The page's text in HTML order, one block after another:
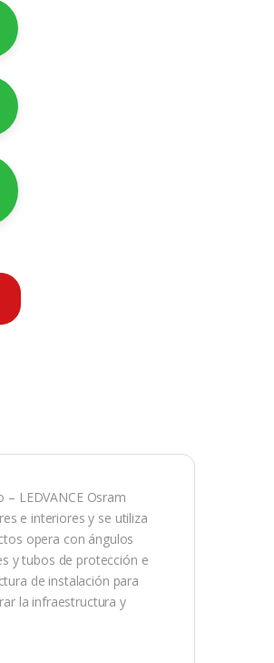
LEDVANCE Osram
e interiores y se utiliza
opera con ángulos
y tubos de protección e
de instalación para
la infraestructura y